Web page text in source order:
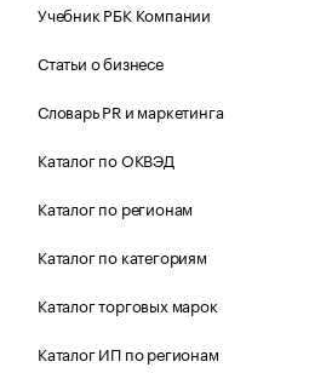
Учебник РБК Компании
Статьи о бизнесе
Словарь PR и маркетинга
Каталог по ОКВЭД
Каталог по регионам
Каталог по категориям
Каталог торговых марок
Каталог ИП по регионам